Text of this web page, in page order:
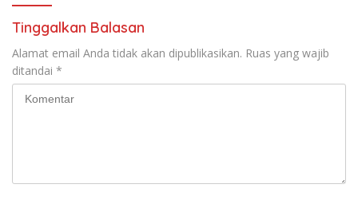
Tinggalkan Balasan
Alamat email Anda tidak akan dipublikasikan. Ruas yang wajib
ditandai *